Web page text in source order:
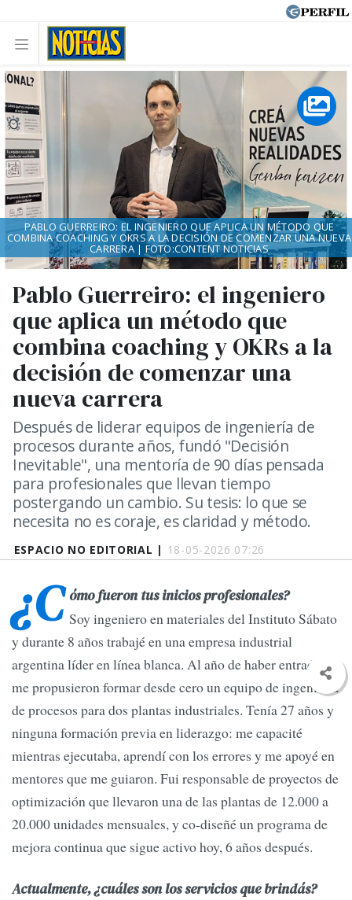
ESPACIO NO EDITORIAL | 18-05-2026 07:26
Pablo Guerreiro: el ingeniero
que aplica un método que
combina coaching y OKRs a la
decisión de comenzar una
nueva carrera
Después de liderar equipos de ingeniería de
procesos durante años, fundó "Decisión
Inevitable", una mentoría de 90 días pensada
para profesionales que llevan tiempo
postergando un cambio. Su tesis: lo que se
necesita no es coraje, es claridad y método.
PABLO GUERREIRO: EL INGENIERO QUE APLICA UN MÉTODO QUE
COMBINA COACHING Y OKRS A LA DECISIÓN DE COMENZAR UNA NUEVA
CARRERA | FOTO:CONTENT NOTICIAS
¿C ómo fueron tus inicios profesionales?
Soy ingeniero en materiales del Instituto Sábato
y durante 8 años trabajé en una empresa industrial
argentina líder en línea blanca. Al año de haber entrado
me propusieron formar desde cero un equipo de ingeniería
de procesos para dos plantas industriales. Tenía 27 años y
ninguna formación previa en liderazgo: me capacité
mientras ejecutaba, aprendí con los errores y me apoyé en
mentores que me guiaron. Fui responsable de proyectos de
optimización que llevaron una de las plantas de 12.000 a
20.000 unidades mensuales, y co-diseñé un programa de
mejora continua que sigue activo hoy, 6 años después.
Actualmente, ¿cuáles son los servicios que brindás?